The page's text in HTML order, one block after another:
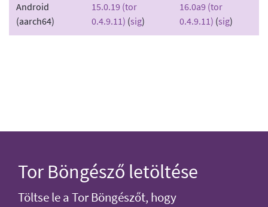
Android
(aarch64)
15.0.19 (tor
0.4.9.11) (sig)
16.0a9 (tor
0.4.9.11) (sig)
Tor Böngésző letöltése
Töltse le a Tor Böngészőt, hogy